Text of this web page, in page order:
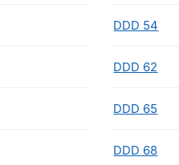
DDD 54
DDD 62
DDD 65
DDD 68